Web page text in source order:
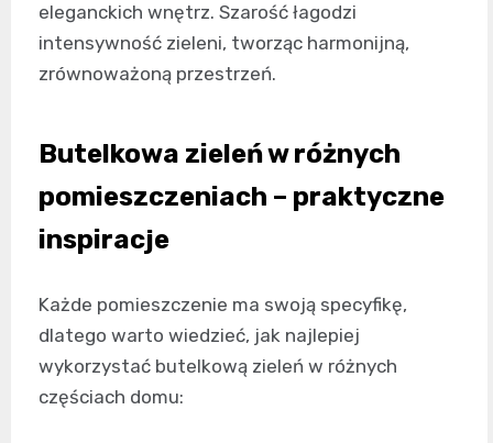
eleganckich wnętrz. Szarość łagodzi
intensywność zieleni, tworząc harmonijną,
zrównoważoną przestrzeń.
Butelkowa zieleń w różnych
pomieszczeniach – praktyczne
inspiracje
Każde pomieszczenie ma swoją specyfikę,
dlatego warto wiedzieć, jak najlepiej
wykorzystać butelkową zieleń w różnych
częściach domu: